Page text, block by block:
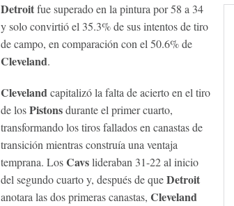
Detroitfue superado en la pintura por 58 a 34
y solo convirtió el 35.3% de sus intentos de tiro
de campo, en comparación con el 50.6% de
Cleveland.
Clevelandcapitalizó la falta de acierto en el tiro
de losPistonsdurante el primer cuarto,
transformando los tiros fallados en canastas de
transición mientras construía una ventaja
temprana. LosCavslideraban 31-22 al inicio
del segundo cuarto y, después de queDetroit
anotara las dos primeras canastas, Cleveland